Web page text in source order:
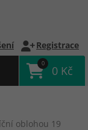
Registrace
0
0 Kč
oblohou 19